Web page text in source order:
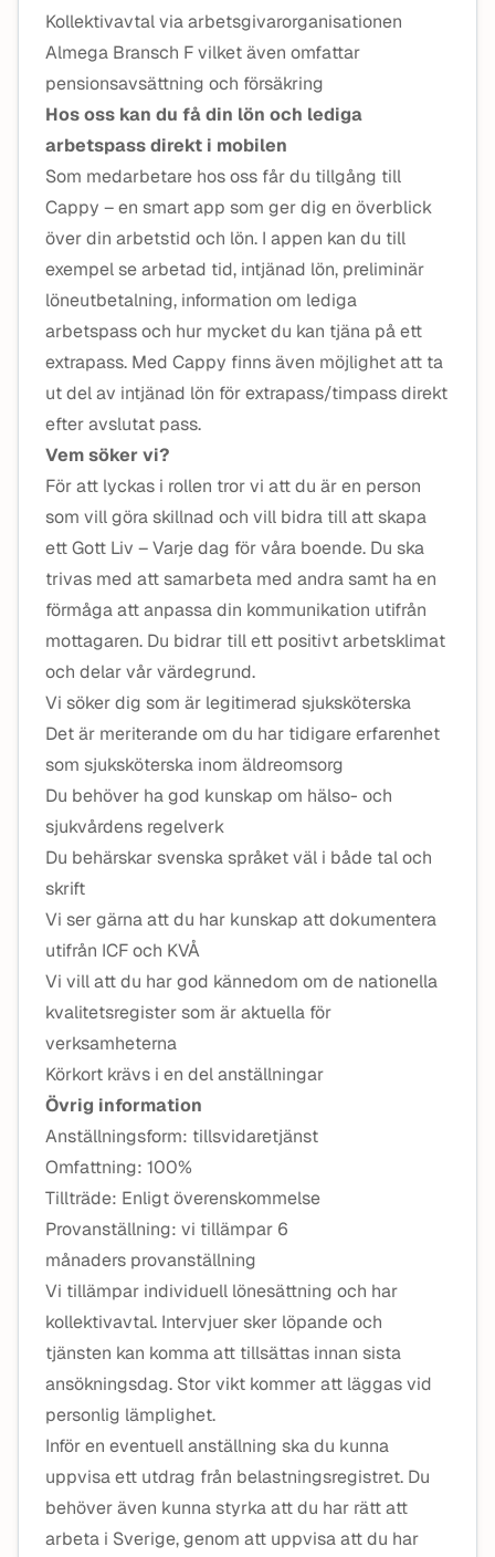
Kollektivavtal via arbetsgivarorganisationen
Almega Bransch F vilket även omfattar
pensionsavsättning och försäkring
Hos oss kan du få din lön och lediga
arbetspass direkt i mobilen
Som medarbetare hos oss får du tillgång till
Cappy – en smart app som ger dig en överblick
över din arbetstid och lön. I appen kan du till
exempel se arbetad tid, intjänad lön, preliminär
löneutbetalning, information om lediga
arbetspass och hur mycket du kan tjäna på ett
extrapass. Med Cappy finns även möjlighet att ta
ut del av intjänad lön för extrapass/timpass direkt
efter avslutat pass.
Vem söker vi?
För att lyckas i rollen tror vi att du är en person
som vill göra skillnad och vill bidra till att skapa
ett Gott Liv – Varje dag för våra boende. Du ska
trivas med att samarbeta med andra samt ha en
förmåga att anpassa din kommunikation utifrån
mottagaren. Du bidrar till ett positivt arbetsklimat
och delar vår värdegrund.
Vi söker dig som är legitimerad sjuksköterska
Det är meriterande om du har tidigare erfarenhet
som sjuksköterska inom äldreomsorg
Du behöver ha god kunskap om hälso- och
sjukvårdens regelverk
Du behärskar svenska språket väl i både tal och
skrift
Vi ser gärna att du har kunskap att dokumentera
utifrån ICF och KVÅ
Vi vill att du har god kännedom om de nationella
kvalitetsregister som är aktuella för
verksamheterna
Körkort krävs i en del anställningar
Övrig information
Anställningsform: tillsvidaretjänst
Omfattning: 100%
Tillträde: Enligt överenskommelse
Provanställning: vi tillämpar 6
månaders provanställning
Vi tillämpar individuell lönesättning och har
kollektivavtal. Intervjuer sker löpande och
tjänsten kan komma att tillsättas innan sista
ansökningsdag. Stor vikt kommer att läggas vid
personlig lämplighet.
Inför en eventuell anställning ska du kunna
uppvisa ett utdrag från belastningsregistret. Du
behöver även kunna styrka att du har rätt att
arbeta i Sverige, genom att uppvisa att du har